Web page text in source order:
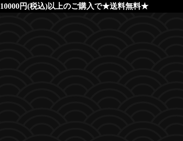
10000円(税込)以上のご購入で★送料無料★